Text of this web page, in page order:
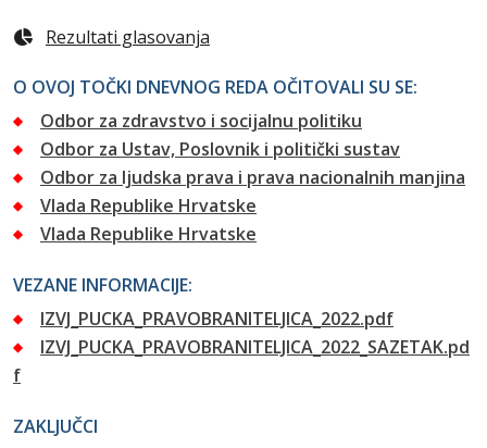
Rezultati glasovanja
O OVOJ TOČKI DNEVNOG REDA OČITOVALI SU SE:
Odbor za zdravstvo i socijalnu politiku
Odbor za Ustav, Poslovnik i politički sustav
Odbor za ljudska prava i prava nacionalnih manjina
Vlada Republike Hrvatske
Vlada Republike Hrvatske
VEZANE INFORMACIJE:
IZVJ_PUCKA_PRAVOBRANITELJICA_2022.pdf
IZVJ_PUCKA_PRAVOBRANITELJICA_2022_SAZETAK.pd
f
ZAKLJUČCI